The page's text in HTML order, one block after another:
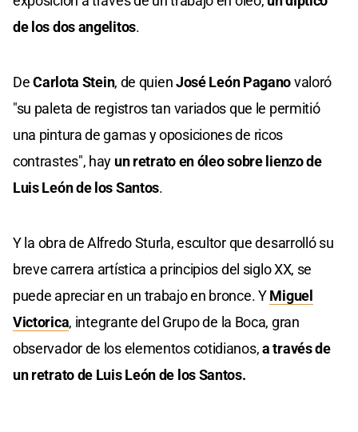
de los dos angelitos.
DeCarlota Stein, de quienJosé León Paganovaloró
"su paleta de registros tan variados que le permitió
una pintura de gamas y oposiciones de ricos
contrastes", hay un retrato en óleo sobre lienzo de
Luis León de los Santos.
Y la obra de Alfredo Sturla, escultor que desarrolló su
breve carrera artística a principios del siglo XX, se
puede apreciar en un trabajo en bronce. YMiguel
Victorica, integrante del Grupo de la Boca, gran
observador de los elementos cotidianos,a través de
un retrato de Luis León de los Santos.